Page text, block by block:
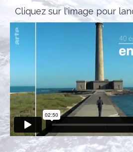
Cliquez sur l'image pour